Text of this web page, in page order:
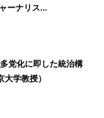
ーナリス...
党化に即した統治構
学教授）